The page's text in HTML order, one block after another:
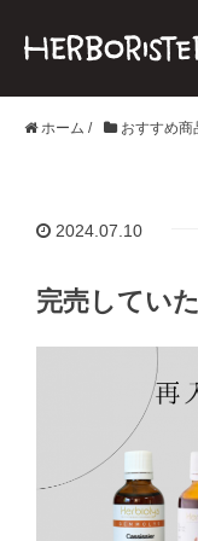
ホーム / おすすめ商
2024.07.10
完売してい